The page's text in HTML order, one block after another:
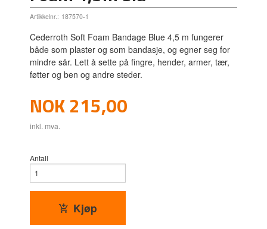
Artikkelnr.: 187570-1
Cederroth Soft Foam Bandage Blue 4,5 m fungerer
både som plaster og som bandasje, og egner seg for
mindre sår. Lett å sette på fingre, hender, armer, tær,
føtter og ben og andre steder.
Pris
NOK215,00
inkl. mva.
Antall
Kjøp